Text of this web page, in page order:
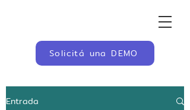
Solicitá una DEMO
Entrada